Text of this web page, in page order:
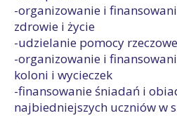
-organizowanie i
zdrowie i życie
-udzielanie pomocy
-organizowanie i
koloni i wycieczek
-finansowanie śniadań i
najbiedniejszych uczniów w